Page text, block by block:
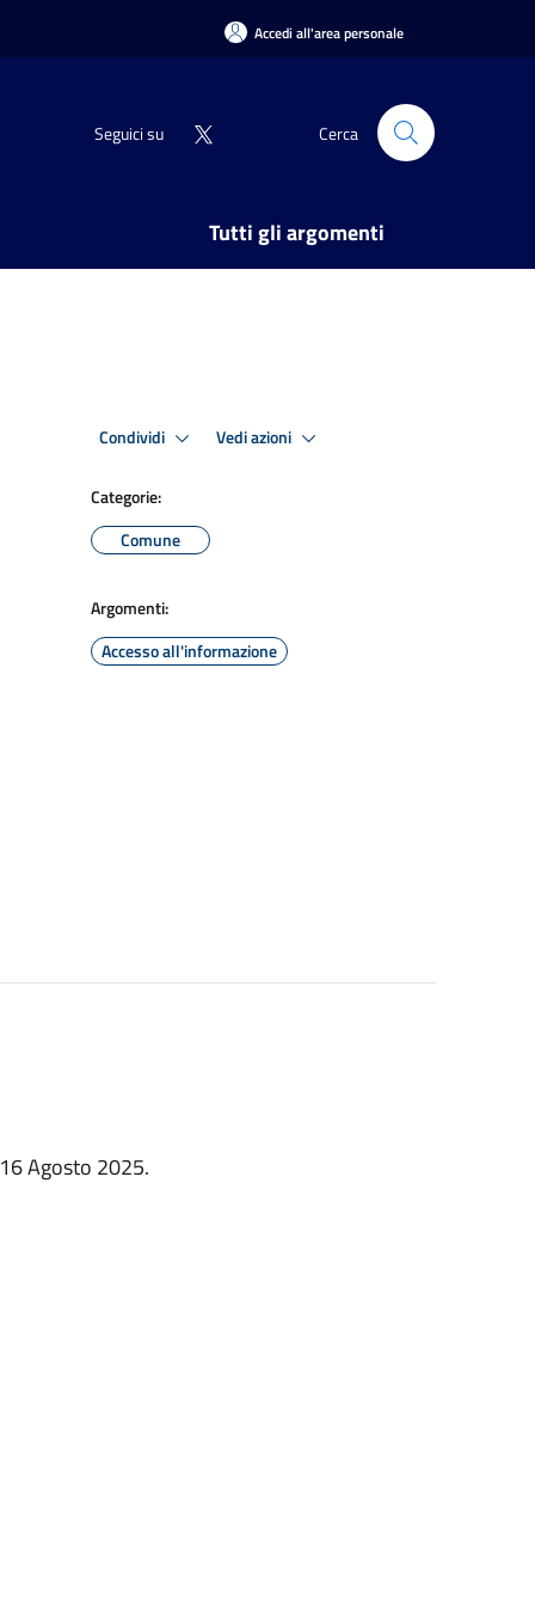
Accedi all'area personale
Seguici su Cerca
Tutti gli argomenti
Condividi Vedi azioni
Categorie:
Comune
Argomenti:
Accesso all'informazione
Agosto 2025.